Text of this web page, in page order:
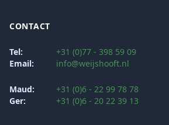
CONTACT
Tel:
+31 (0)77 - 398 59 09
Email:
info@weijshooft.nl
Maud:
+31 (0)6 - 22 99 78 78
Ger:
+31 (0)6 - 20 22 39 13